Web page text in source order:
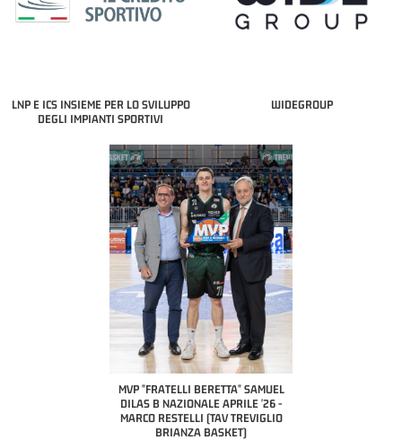
LNP E ICS INSIEME PER LO SVILUPPO
DEGLI IMPIANTI SPORTIVI
WIDEGROUP
MVP "FRATELLI BERETTA" SAMUEL
DILAS B NAZIONALE APRILE '26 -
MARCO RESTELLI (TAV TREVIGLIO
BRIANZA BASKET)